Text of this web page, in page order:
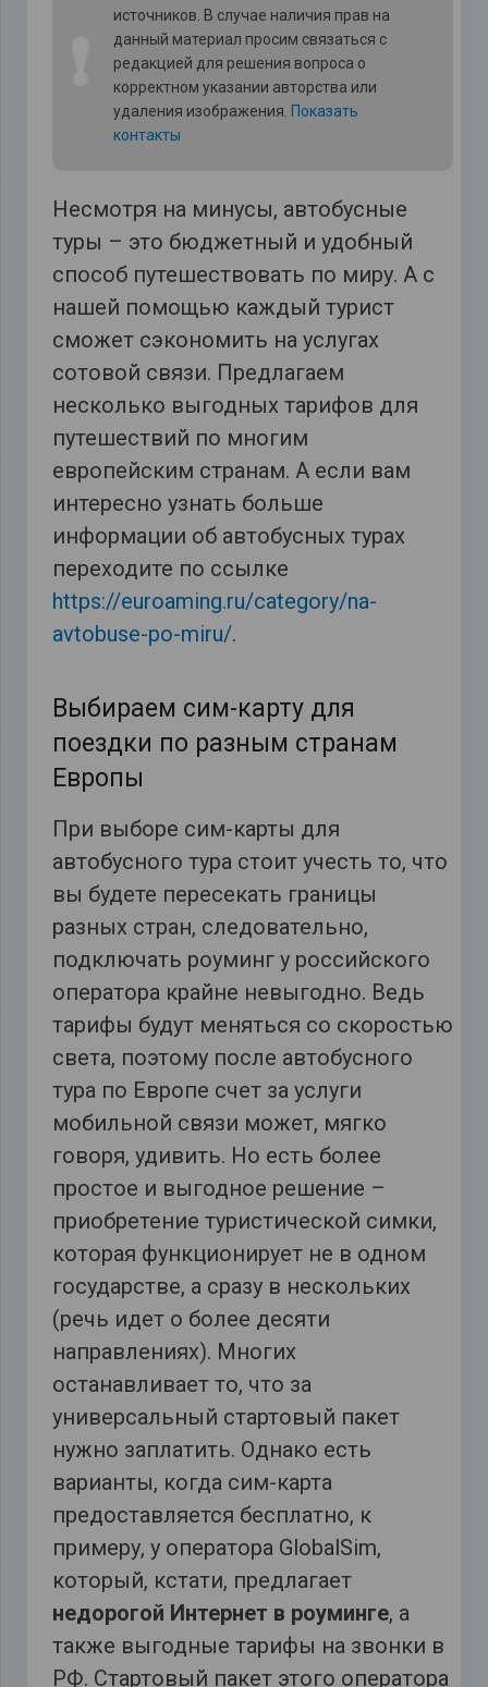
источников. В случае наличия прав на
данный материал просим связаться с
редакцией для решения вопроса о
корректном указании авторства или
удаления изображения. Показать
контакты
Несмотря на минусы, автобусные
туры – это бюджетный и удобный
способ путешествовать по миру. А с
нашей помощью каждый турист
сможет сэкономить на услугах
сотовой связи. Предлагаем
несколько выгодных тарифов для
путешествий по многим
европейским странам. А если вам
интересно узнать больше
информации об автобусных турах
переходите по ссылке
https://euroaming.ru/category/na-
avtobuse-po-miru/.
Выбираем сим-карту для
поездки по разным странам
Европы
При выборе сим-карты для
автобусного тура стоит учесть то, что
вы будете пересекать границы
разных стран, следовательно,
подключать роуминг у российского
оператора крайне невыгодно. Ведь
тарифы будут меняться со скоростью
света, поэтому после автобусного
тура по Европе счет за услуги
мобильной связи может, мягко
говоря, удивить. Но есть более
простое и выгодное решение –
приобретение туристической симки,
которая функционирует не в одном
государстве, а сразу в нескольких
(речь идет о более десяти
направлениях). Многих
останавливает то, что за
универсальный стартовый пакет
нужно заплатить. Однако есть
варианты, когда сим-карта
предоставляется бесплатно, к
примеру, у оператора GlobalSim,
который, кстати, предлагает
недорогой Интернет в роуминге, а
также выгодные тарифы на звонки в
РФ. Стартовый пакет этого оператора